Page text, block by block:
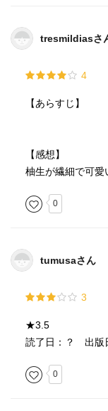
tresmildiasさ
4
【あらすじ】
【感想】
柚生が繊細で可愛
0
tumusaさん
3
★3.5
読了日：？ 出版
0